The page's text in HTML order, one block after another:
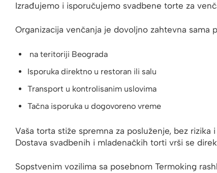
Izrađujemo i isporučujemo svadbene torte za
Organizacija venčanja je dovoljno zahtevna
na teritoriji Beograda
Isporuka direktno u restoran ili salu
Transport u kontrolisanim uslovima
Tačna isporuka u dogovoreno vreme
Vaša torta stiže spremna za posluženje, bez rizika
Dostava svadbenih i mladenačkih torti vrši se
Sopstvenim vozilima sa posebnom Termoking